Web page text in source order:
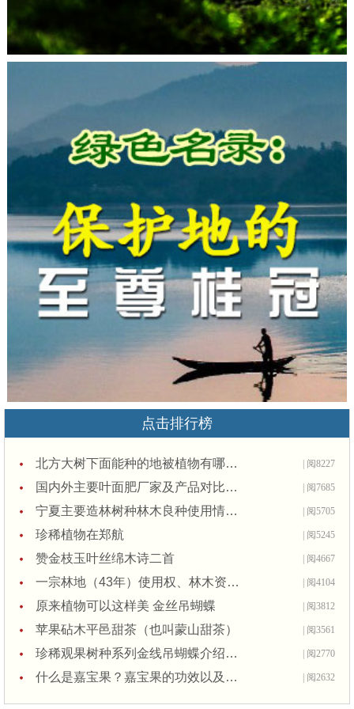
点击排行榜
北方大树下面能种的地被植物有哪些 - 问答底层 | 阅8227
国内外主要叶面肥厂家及产品对比分析 | 阅7685
宁夏主要造林树种林木良种使用情况的调研报告 | 阅5705
珍稀植物在郑航 | 阅5245
赞金枝玉叶丝绵木诗二首 | 阅4667
一宗林地（43年）使用权、林木资产的价格评估 | 阅4104
原来植物可以这样美 金丝吊蝴蝶 | 阅3812
苹果砧木平邑甜茶（也叫蒙山甜茶） | 阅3561
珍稀观果树种系列金线吊蝴蝶介绍（一）夕阳红金丝吊蝴蝶 | 阅2770
什么是嘉宝果？嘉宝果的功效以及食用价值 | 阅2632